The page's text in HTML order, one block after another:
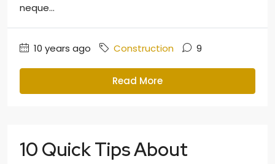
neque...
10 years ago Construction 9
Read More
10 Quick Tips About